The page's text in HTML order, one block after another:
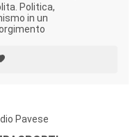
Politica,
in un
Pavese